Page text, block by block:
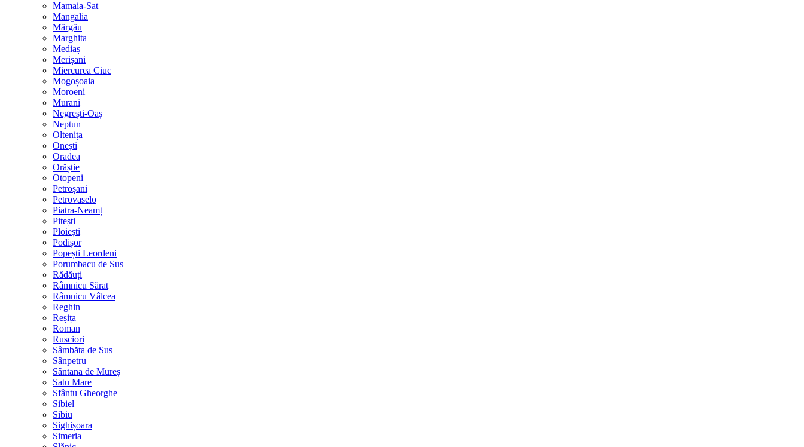
Mamaia-Sat
Mangalia
Mărgău
Marghita
Mediaș
Merișani
Miercurea Ciuc
Mogoșoaia
Moroeni
Murani
Negrești-Oaș
Neptun
Oltenița
Onești
Oradea
Orăștie
Otopeni
Petroșani
Petrovaselo
Piatra-Neamț
Pitești
Ploiești
Podișor
Popești Leordeni
Porumbacu de Sus
Rădăuți
Râmnicu Sărat
Râmnicu Vâlcea
Reghin
Reșița
Roman
Rusciori
Sâmbăta de Sus
Sânpetru
Sântana de Mureș
Satu Mare
Sfântu Gheorghe
Sibiel
Sibiu
Sighișoara
Simeria